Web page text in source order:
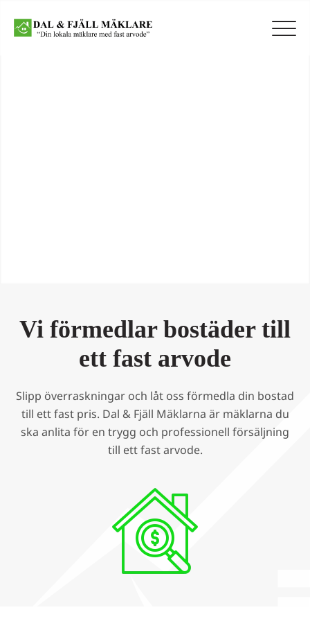
Vi förmedlar bostäder till
ett fast arvode
Slipp överraskningar och låt oss förmedla din bostad
till ett fast pris. Dal & Fjäll Mäklarna är mäklarna du
ska anlita för en trygg och professionell försäljning
till ett fast arvode.